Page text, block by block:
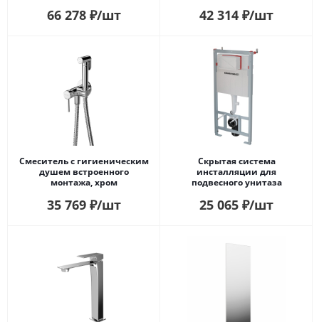
66 278 ₽/шт
смесителем, хром
42 314 ₽/шт
Смеситель с гигиеническим
душем встроенного
монтажа, хром
35 769 ₽/шт
Скрытая система
инсталляции для
подвесного унитаза
25 065 ₽/шт